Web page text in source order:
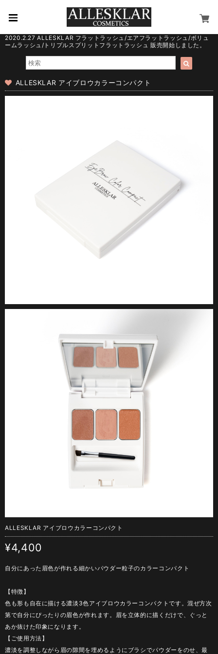
2020.2.27 ALLESKLAR フラットラッシュ/エアフラットラッシュ/ボリュ
ームラッシュ/トリプルスプリットフラットラッシュ 販売開始しました。
ALLESKLAR アイブロウカラーコンパクト
ALLESKLAR アイブロウカラーコンパクト
¥4,400
自分にあった眉色が作れる細かいパウダー粒子のカラーコンパクト
【特徴】
色も形も自在に描ける濃淡3色アイブロウカラーコンパクトです。混ぜ方次
第で自分にぴったりの眉色が作れます。眉を立体的に描くだけで、ぐっと
あか抜けた印象になります。
【ご使用方法】
濃淡を調整しながら眉の隙間を埋めるようにブラシでパウダーをのせ、最